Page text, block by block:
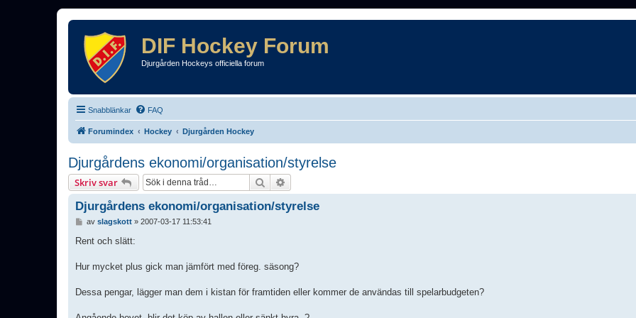
DIF Hockey Forum
Djurgården Hockeys officiella forum
Snabblänkar FAQ
Forumindex Hockey Djurgården Hockey
Djurgårdens ekonomi/organisation/styrelse
Skriv svar Sök
Djurgårdens ekonomi/organisation/styrelse
l
g
av slagskott» 2007-03-17 11:53:41
Rent och slätt:
Hur mycket plus gick man jämfört med föreg. säsong?
Dessa pengar, lägger man dem i kistan för framtiden eller kommer de användas till spelarbudgeten?